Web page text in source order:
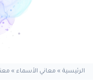
الرئيسية » معاني الأسماء »